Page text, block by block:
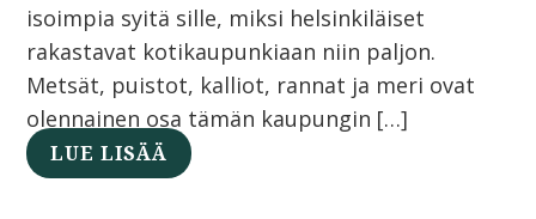
isoimpia syitä sille, miksi helsinkiläiset
rakastavat kotikaupunkiaan niin paljon.
Metsät, puistot, kalliot, rannat ja meri ovat
olennainen osa tämän kaupungin […]
LUE LISÄÄ